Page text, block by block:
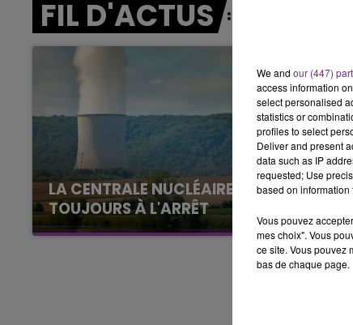
FIL D'ACTUS
LA CENTRALE NUCLÉAIRE DE CHOOZ
TOUJOURS À L'ARRÊT
Cela fait déjà une semaine que la centrale
nucléaire ardennaise est à l'arrêt. Une situation
justifiée par la sécheresse intense qui est
We and our (447)
access information
select personalised
statistics or
profiles to select
Deliver and present
data such as IP
requested; Use
based on information
Vous pouvez
mes choix". Vous
ce site. Vous pouvez
bas de chaque page.